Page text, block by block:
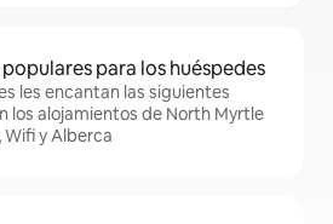
para los huéspedes
les encantan las siguientes
los alojamientos de North Myrtle
Wifi y Alberca